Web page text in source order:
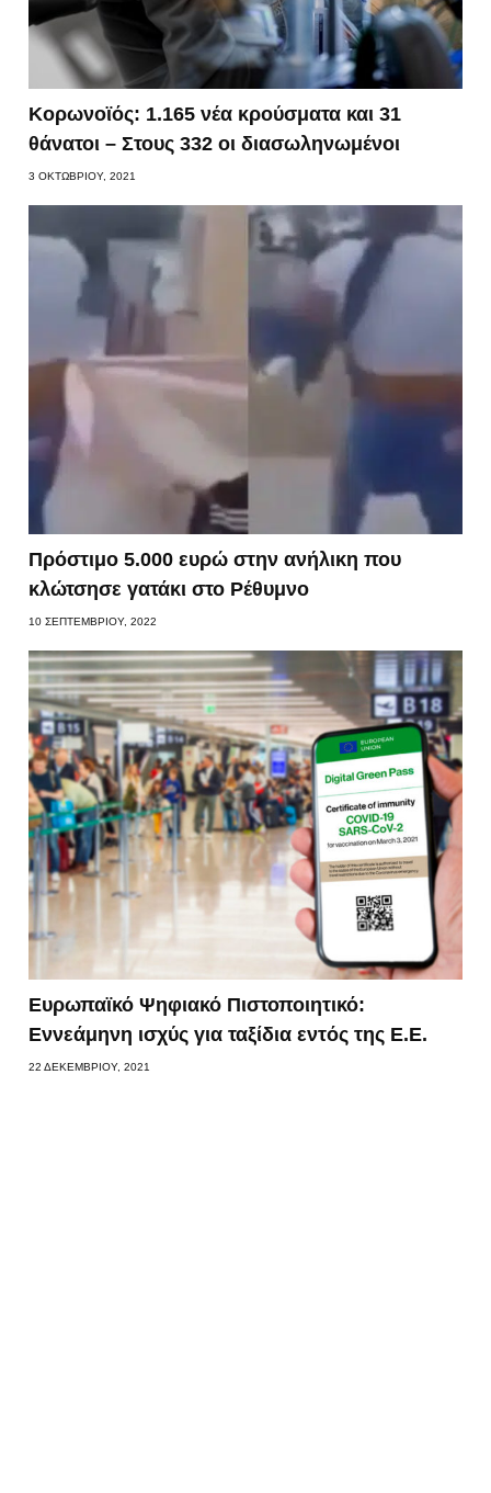
Κορωνοϊός: 1.165 νέα κρούσματα και 31
θάνατοι – Στους 332 οι διασωληνωμένοι
3 ΟΚΤΩΒΡΊΟΥ, 2021
Πρόστιμο 5.000 ευρώ στην ανήλικη που
κλώτσησε γατάκι στο Ρέθυμνο
10 ΣΕΠΤΕΜΒΡΊΟΥ, 2022
Ευρωπαϊκό Ψηφιακό Πιστοποιητικό:
Εννεάμηνη ισχύς για ταξίδια εντός της Ε.Ε.
22 ΔΕΚΕΜΒΡΊΟΥ, 2021